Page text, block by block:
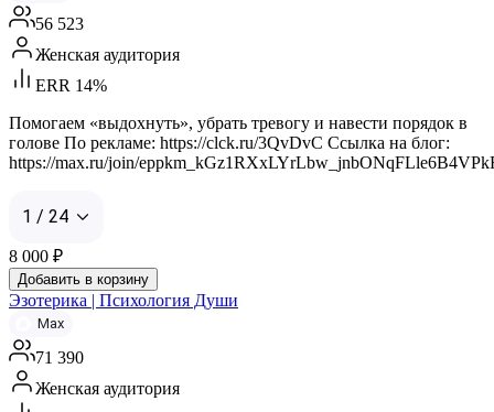
56 523
Женская аудитория
ERR 14%
Помогаем «выдохнуть», убрать тревогу и навести порядок в
голове По рекламе: https://clck.ru/3QvDvC Ссылка на блог:
https://max.ru/join/
1 / 24
8 000 ₽
Добавить в корзину
Эзотерика | Психология Души
Max
71 390
Женская аудитория